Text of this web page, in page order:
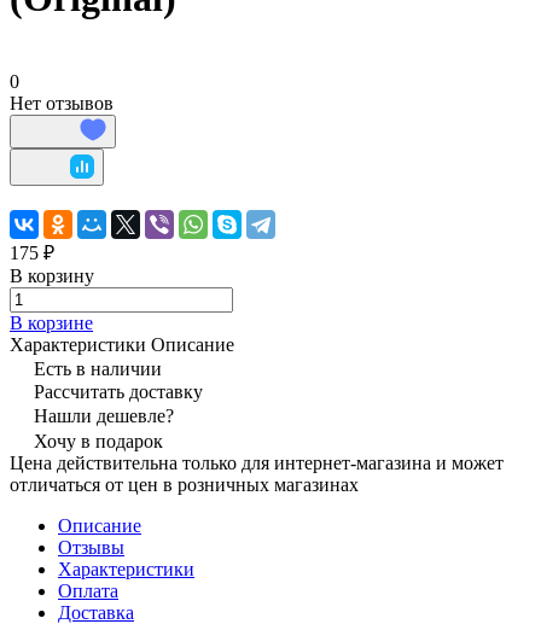
0
Нет отзывов
175 ₽
В корзину
В корзине
Характеристики Описание
Есть в наличии
Рассчитать доставку
Нашли дешевле?
Хочу в подарок
Цена действительна только для интернет-магазина и может
отличаться от цен в розничных магазинах
Описание
Отзывы
Характеристики
Оплата
Доставка